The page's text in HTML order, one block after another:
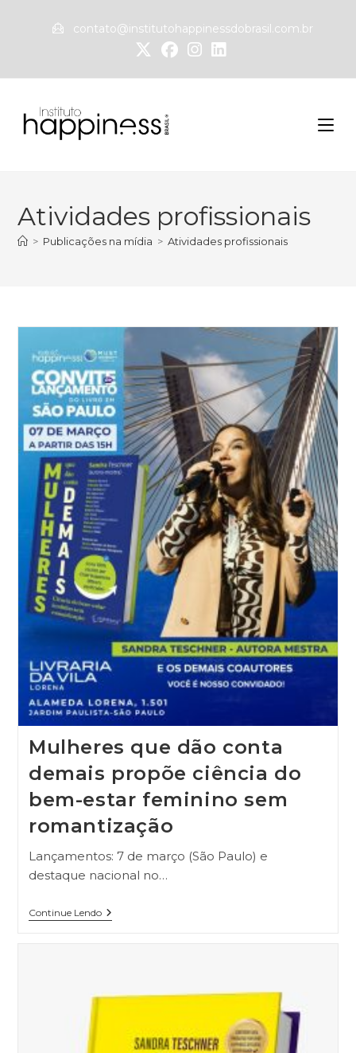
contato@institutohappinessdobrasil.com.br
Atividades profissionais
> Publicações na mídia > Atividades profissionais
Mulheres que dão conta
demais propõe ciência do
bem-estar feminino sem
romantização
Lançamentos: 7 de março (São Paulo) e
destaque nacional no…
Continue Lendo